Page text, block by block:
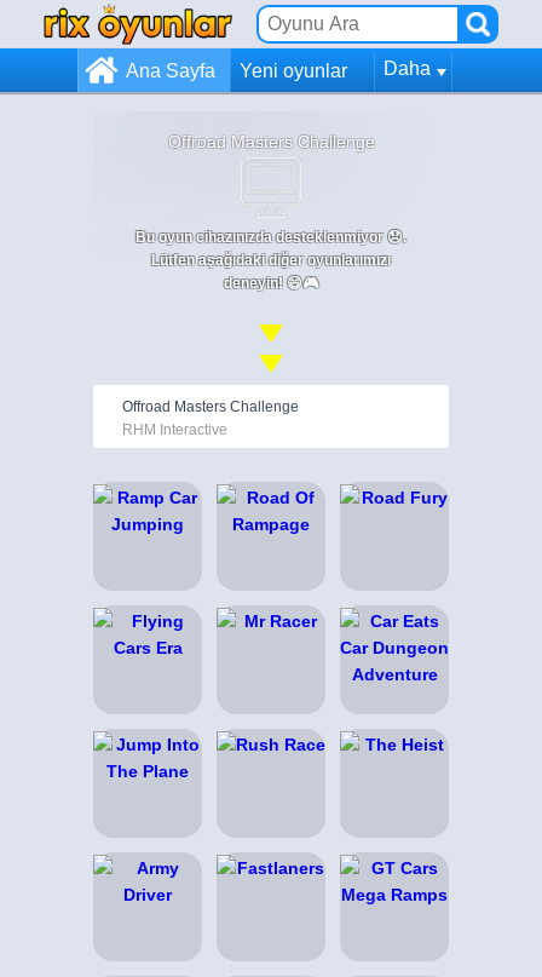
Ana Sayfa Yeni oyunlar Daha
Offroad Masters Challenge
Bu oyun cihazınızda desteklenmiyor 😞.
Lütfen aşağıdaki diğer oyunlarımızı
deneyin! 😄🎮
Offroad Masters Challenge
RHM Interactive